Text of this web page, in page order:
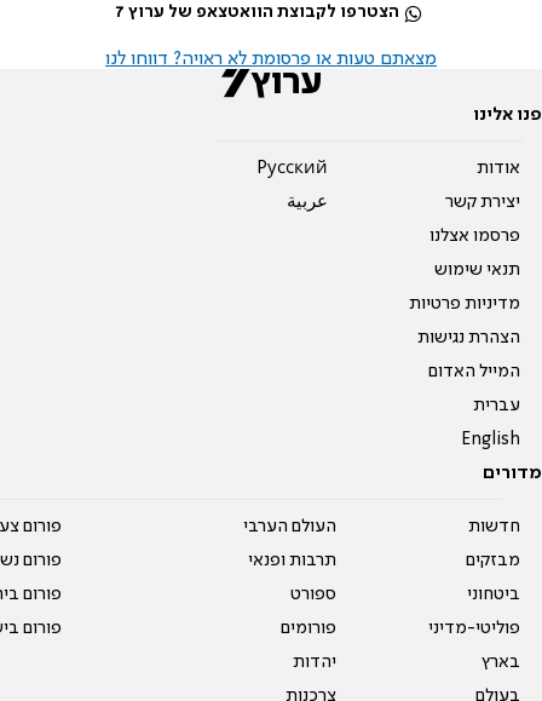
הצטרפו לקבוצת הוואטצאפ של ערוץ 7
מצאתם טעות או פרסומת לא ראויה? דווחו לנו
פנו אלינו
אודות
יצירת קשר
פרסמו אצלנו
תנאי שימוש
מדיניות פרטיות
הצהרת נגישות
המייל האדום
עברית
English
Pусский
عربية
מדורים
חדשות
מבזקים
ביטחוני
פוליטי-מדיני
בארץ
בעולם
העולם הערבי
תרבות ופנאי
ספורט
פורומים
יהדות
צרכנות
פורום
פורום
פורום
פורום